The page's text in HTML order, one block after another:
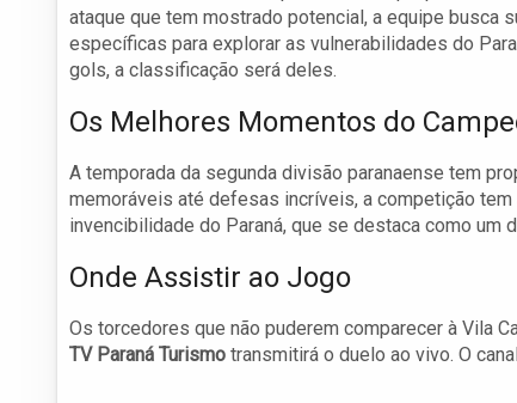
ataque que tem mostrado potencial, a equipe busca
específicas para explorar as vulnerabilidades do
gols, a classificação será deles.
Os Melhores Momentos do
A temporada da segunda divisão paranaense tem
memoráveis até defesas incríveis, a competição
invencibilidade do Paraná, que se destaca como um
Onde Assistir ao Jogo
Os torcedores que não puderem comparecer à Vila
TV Paraná Turismo transmitirá o duelo ao vivo. O